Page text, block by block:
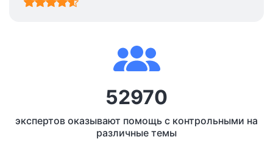
52970
экспертов оказывают помощь с контрольными на
различные темы